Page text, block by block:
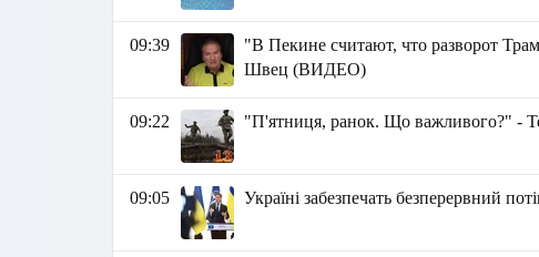
09:39
"В Пекине считают, что разворот
Швец (ВИДЕО)
09:22 "П'ятниця, ранок. Що важливого?" -
09:05 Україні забезпечать безперервний